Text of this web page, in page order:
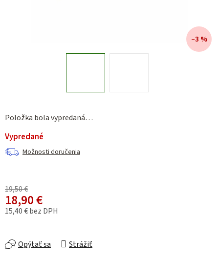
Položka bola vypredaná…
Vypredané
Možnosti doručenia
19,50 €
18,90 €
15,40 € bez DPH
Opýtať sa Strážiť
–3 %